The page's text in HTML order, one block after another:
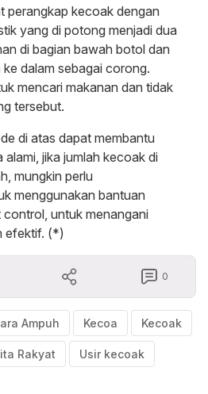
perangkap kecoak dengan
yang di potong menjadi dua
di bagian bawah botol dan
dalam sebagai corong.
mencari makanan dan tidak
tersebut.
di atas dapat membantu
jika jumlah kecoak di
mungkin perlu
menggunakan bantuan
untuk menangani
efektif. (*)
0
Ampuh Kecoa Kecoak
Rakyat Usir kecoak